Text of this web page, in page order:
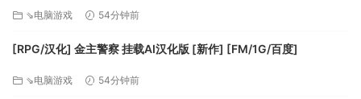
这是首次出现在您的桌面上里卡多“ Flex” Milos
Ricardo international ，现在，Ricardo不仅代表美国，而且还
⇘电脑游戏 54分钟前
[RPG/汉化] 金主警察 挂载AI汉化版 [新作] [FM/1G/百度]
⇘电脑游戏 54分钟前